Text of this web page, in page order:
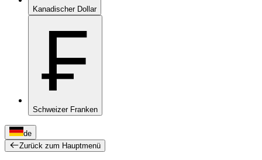
Kanadischer Dollar
₣
Schweizer Franken
de
Zurück zum Hauptmenü